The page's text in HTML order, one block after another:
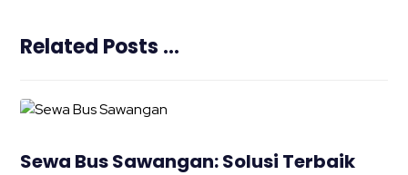
Related Posts ...
Sewa Bus Sawangan: Solusi Terbaik